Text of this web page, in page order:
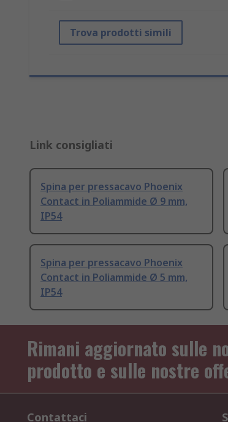
Trova prodotti simili
Link consigliati
Spina per pressacavo Phoenix
Contact in Poliammide Ø 9 mm,
IP54
Spina per pressacavo Phoenix
Contact in Poliammide Ø 5 mm,
IP54
Rimani aggiornato sulle
prodotto e sulle nostre
Contattaci